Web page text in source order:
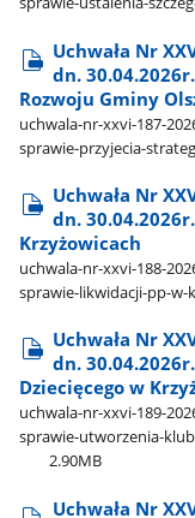
Uchwała Nr
dn.
Rozwoju Gminy
uchwala-nr-xxvi-187-
sprawie-przyjecia-
Uchwała Nr
dn.
Krzyżowicach
uchwala-nr-xxvi-188-
sprawie-likwidacji-pp-w-
Uchwała Nr
dn.
Dziecięcego w
uchwala-nr-xxvi-189-
sprawie-utworzenia-
2.90MB
Uchwała Nr